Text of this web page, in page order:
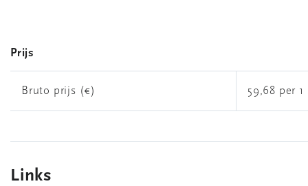
Prijs
Bruto prijs (€) 59,68 per 1
Links